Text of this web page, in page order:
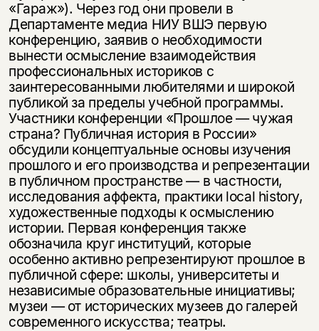
«Гараж»). Через год они провели в
Департаменте медиа НИУ ВШЭ первую
конференцию, заявив о необходимости
вынести осмысление взаимодействия
профессиональных историков с
заинтересованными любителями и широкой
публикой за пределы учебной программы.
Участники конференции «Прошлое — чужая
страна? Публичная история в России»
обсудили концептуальные основы изучения
прошлого и его производства и репрезентации
в публичном пространстве — в частности,
исследования аффекта, практики local history,
художественные подходы к осмыслению
истории. Первая конференция также
обозначила круг институций, которые
особенно активно репрезентируют прошлое в
публичной сфере: школы, университеты и
независимые образовательные инициативы;
музеи — от исторических музеев до галерей
современного искусства; театры.